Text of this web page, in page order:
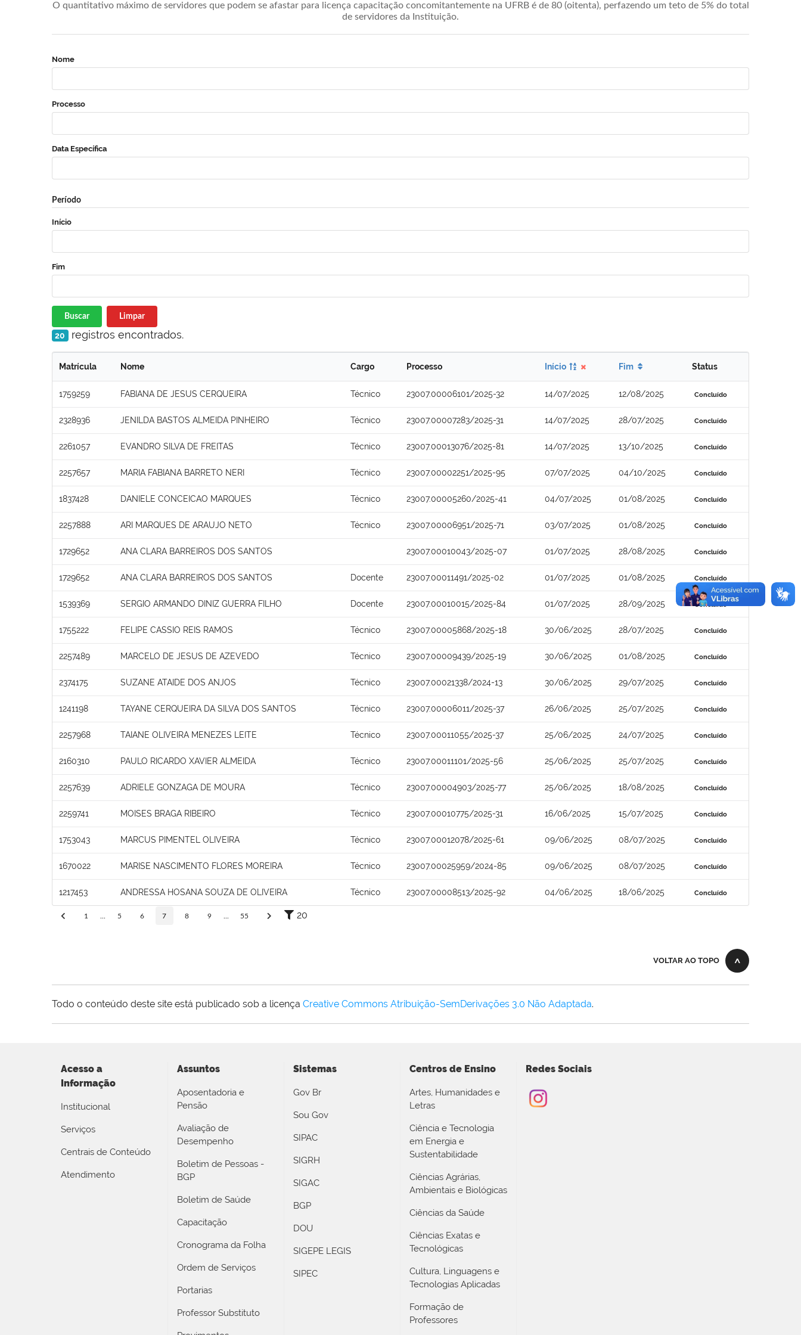
O quantitativo máximo de servidores que podem se afastar para licença capacitação concomitantemente na UFRB é de 80 (oitenta), perfazendo um teto de 5% do total
de servidores da Instituição.
Nome
Processo
Data Específica
Período
Início
Fim
Buscar Limpar
20 registros encontrados.
Matrícula Nome Cargo Processo Início Fim Status
1759259 FABIANA DE JESUS CERQUEIRA Técnico 23007.00006101/2025-32 14/07/2025 12/08/2025 Concluído
2328936 JENILDA BASTOS ALMEIDA PINHEIRO Técnico 23007.00007283/2025-31 14/07/2025 28/07/2025 Concluído
2261057 EVANDRO SILVA DE FREITAS Técnico 23007.00013076/2025-81 14/07/2025 13/10/2025 Concluído
2257657 MARIA FABIANA BARRETO NERI Técnico 23007.00002251/2025-95 07/07/2025 04/10/2025 Concluído
1837428 DANIELE CONCEICAO MARQUES Técnico 23007.00005260/2025-41 04/07/2025 01/08/2025 Concluído
2257888 ARI MARQUES DE ARAUJO NETO Técnico 23007.00006951/2025-71 03/07/2025 01/08/2025 Concluído
1729652 ANA CLARA BARREIROS DOS SANTOS 23007.00010043/2025-07 01/07/2025 28/08/2025 Concluído
1729652 ANA CLARA BARREIROS DOS SANTOS Docente 23007.00011491/2025-02 01/07/2025 01/08/2025 Concluído
1539369 SERGIO ARMANDO DINIZ GUERRA FILHO Docente 23007.00010015/2025-84 01/07/2025 28/09/2025 Concluído
1755222 FELIPE CASSIO REIS RAMOS Técnico 23007.00005868/2025-18 30/06/2025 28/07/2025 Concluído
2257489 MARCELO DE JESUS DE AZEVEDO Técnico 23007.00009439/2025-19 30/06/2025 01/08/2025 Concluído
2374175 SUZANE ATAIDE DOS ANJOS Técnico 23007.00021338/2024-13 30/06/2025 29/07/2025 Concluído
1241198 TAYANE CERQUEIRA DA SILVA DOS SANTOS Técnico 23007.00006011/2025-37 26/06/2025 25/07/2025 Concluído
2257968 TAIANE OLIVEIRA MENEZES LEITE Técnico 23007.00011055/2025-37 25/06/2025 24/07/2025 Concluído
2160310 PAULO RICARDO XAVIER ALMEIDA Técnico 23007.00011101/2025-56 25/06/2025 25/07/2025 Concluído
2257639 ADRIELE GONZAGA DE MOURA Técnico 23007.00004903/2025-77 25/06/2025 18/08/2025 Concluído
2259741 MOISES BRAGA RIBEIRO Técnico 23007.00010775/2025-31 16/06/2025 15/07/2025 Concluído
1753043 MARCUS PIMENTEL OLIVEIRA Técnico 23007.00012078/2025-61 09/06/2025 08/07/2025 Concluído
1670022 MARISE NASCIMENTO FLORES MOREIRA Técnico 23007.00025959/2024-85 09/06/2025 08/07/2025 Concluído
1217453 ANDRESSA HOSANA SOUZA DE OLIVEIRA Técnico 23007.00008513/2025-92 04/06/2025 18/06/2025 Concluído
1 5 6 7 8 9 55 20
VOLTAR AO TOPO
Todo o conteúdo deste site está publicado sob a licença Creative Commons Atribuição-SemDerivações 3.0 Não Adaptada.
Acesso a
Informação
Institucional
Serviços
Centrais de Conteúdo
Atendimento
Assuntos
Aposentadoria e
Pensão
Avaliação de
Desempenho
Boletim de Pessoas -
BGP
Boletim de Saúde
Capacitação
Cronograma da Folha
Ordem de Serviços
Portarias
Professor Substituto
Sistemas
Gov Br
Sou Gov
SIPAC
SIGRH
SIGAC
BGP
DOU
SIGEPE LEGIS
SIPEC
Centros de Ensino
Artes, Humanidades e
Letras
Ciência e Tecnologia
em Energia e
Sustentabilidade
Ciências Agrárias,
Ambientais e Biológicas
Ciências da Saúde
Ciências Exatas e
Tecnológicas
Cultura, Linguagens e
Tecnologias Aplicadas
Formação de
Professores
Redes Sociais